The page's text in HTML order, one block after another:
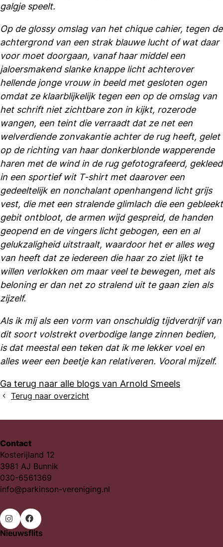
galgje speelt.
Op de glossy omslag van het chique cahier, tegen de
achtergrond van een strak blauwe lucht of wat daar
voor moet doorgaan, vanaf haar middel een
jaloersmakend slanke knappe licht achterover
hellende jonge vrouw in beeld met gesloten ogen
omdat ze klaarblijkelijk tegen een op de omslag van
het schrift niet zichtbare zon in kijkt, rozerode
wangen, een teint die verraadt dat ze net een
welverdiende zonvakantie achter de rug heeft, gelet
op de richting van haar donkerblonde wapperende
haren met de wind in de rug gefotografeerd, gekleed
in een sportief wit T-shirt met daarover een
gedeeltelijk en nonchalant openhangend licht grijs
vest, die met een stralende glimlach die een gebleekt
gebit ontbloot, de armen wijd gespreid, de handen
geopend en de vingers licht gebogen, een en al
gelukzaligheid uitstraalt, waardoor het er alles weg
van heeft dat ze iedereen die haar zo ziet lijkt te
willen verlokken om maar veel te bewegen, met als
beloning er dan net zo stralend uit te gaan zien als
zijzelf.
Als ik mij als een vorm van onschuldig tijdverdrijf van
dit soort volstrekt overbodige lange zinnen bedien,
is dat meestal een teken dat ik me lekker voel en
alles weer een beetje kan relativeren. Vooral mijzelf.
Ga terug naar alle blogs van Arnold Smeels
Terug naar overzicht
Contact
Kosterijland 12
3981 AJ Bunnik
030-6561369
info@parkinson-vereniging.nl
Ga
Ga
Nieuwsflits